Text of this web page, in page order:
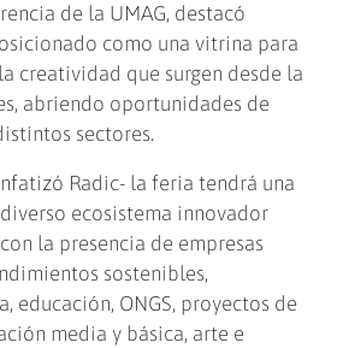
de la UMAG, destacó
como una vitrina para
creatividad que surgen desde la
abriendo oportunidades de
sectores.
Radic- la feria tendrá una
ecosistema innovador
la presencia de empresas
sostenibles,
educación, ONGS, proyectos de
media y básica, arte e